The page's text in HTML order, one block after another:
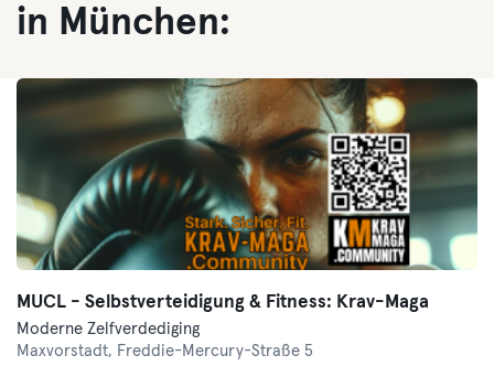
in München:
MUCL - Selbstverteidigung & Fitness: Krav-Maga
Moderne Zelfverdediging
Maxvorstadt, Freddie-Mercury-Straße 5